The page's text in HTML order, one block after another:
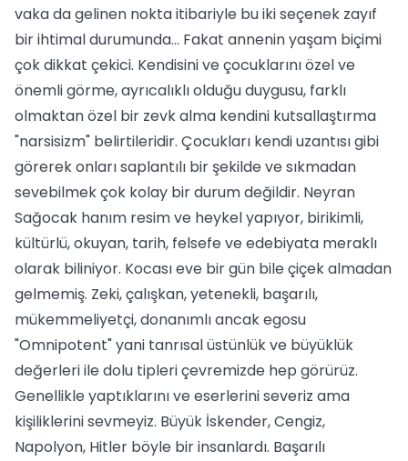
vaka da gelinen nokta itibariyle bu iki seçenek zayıf
bir ihtimal durumunda... Fakat annenin yaşam biçimi
çok dikkat çekici. Kendisini ve çocuklarını özel ve
önemli görme, ayrıcalıklı olduğu duygusu, farklı
olmaktan özel bir zevk alma kendini kutsallaştırma
"narsisizm" belirtileridir. Çocukları kendi uzantısı gibi
görerek onları saplantılı bir şekilde ve sıkmadan
sevebilmek çok kolay bir durum değildir. Neyran
Sağocak hanım resim ve heykel yapıyor, birikimli,
kültürlü, okuyan, tarih, felsefe ve edebiyata meraklı
olarak biliniyor. Kocası eve bir gün bile çiçek almadan
gelmemiş. Zeki, çalışkan, yetenekli, başarılı,
mükemmeliyetçi, donanımlı ancak egosu
"Omnipotent" yani tanrısal üstünlük ve büyüklük
değerleri ile dolu tipleri çevremizde hep görürüz.
Genellikle yaptıklarını ve eserlerini severiz ama
kişiliklerini sevmeyiz. Büyük İskender, Cengiz,
Napolyon, Hitler böyle bir insanlardı. Başarılı